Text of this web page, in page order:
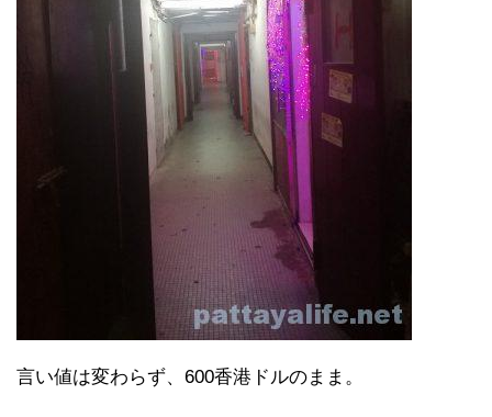
言い値は変わらず、600香港ドルのまま。